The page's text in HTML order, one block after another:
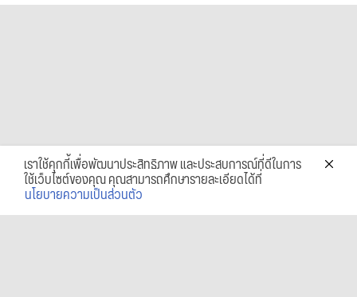
เราใช้คุกกี้เพื่อพัฒนาประสิทธิภาพ และประสบการณ์ที่ดีในการ
ใช้เว็บไซต์ของคุณ คุณสามารถศึกษารายละเอียดได้ที่
นโยบายความเป็นส่วนตัว